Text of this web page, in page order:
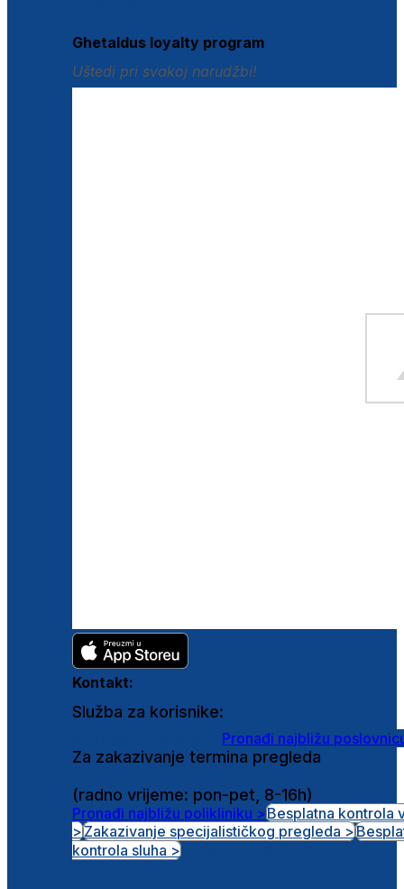
Ghetaldus loyalty program
Uštedi pri svakoj narudžbi!
Kontakt:
Služba za korisnike:
Pronađi najbližu
Za zakazivanje termina pregleda
(radno vrijeme: pon-pet, 8-16h)
Pronađi najbližu polikliniku >Besplatna kontrola
>Zakazivanje specijalističkog pregleda >
kontrola sluha >